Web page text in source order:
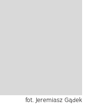
fot. Jeremiasz Gądek